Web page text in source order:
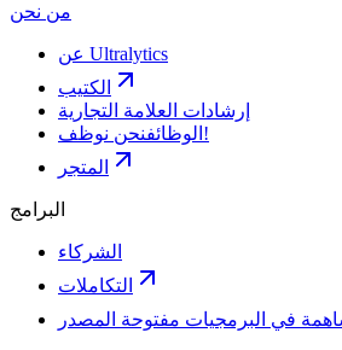
من نحن
عن Ultralytics
الكتيب
إرشادات العلامة التجارية
الوظائف نحن نوظف!
المتجر
البرامج
الشركاء
التكاملات
في البرمجيات مفتوحة المصدر